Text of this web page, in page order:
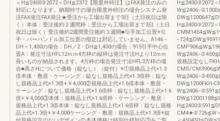
＜H≦2400③2072＜DH≦2372【限度外特注】はFAX発注のみの
対応になります。納期特寸の場合限度外特注の場合システム発
注FAX発注FAX発注★受注から工場出荷まで3日（土日祝日は除
く）本体：受注後約２週間枠：受注から工場出荷まで3日（土日
祝日は除く）受注後約2週間受注後約３週間■引手加工位置※引
手・バーハンドル加工位置の指定は対応していません。A146・
DH＜1,400の場合：DH／2・DH≧1,400の場合：915引手中心位
置A：発注寸法HFL12ｍｍ4方枠の縦枠は発注寸法Hより12ｍｍ
長いものが納品されます。4方枠の場合発注寸法HFL3方枠の場
合■高さHについて価格（錠なし）（錠付）※①規格品上代×1.3
倍本体・敷居・ケーシング：錠なし規格品上代×1.3倍枠：錠な
し規格品上代×1.3倍+￥4,000②規格品上代×1.6倍本体・敷居・
ケーシング：錠なし規格品上代×1.6倍枠：錠なし規格品上代×1.6
倍+￥4,000③本体：規格品上代×1.6倍枠・ケーシング・敷居：
規格品上代×1.3倍本体：錠なし規格品上代×1.6倍枠：錠なし規格
品上代×1.3倍+￥4,000ケーシング・敷居：規格品上代×1.3倍※錠
H≦2400③2072
H≦2400③2072＜
規格設定なし
CMS/
DW≦1200FKH-
CM4★①726≦W